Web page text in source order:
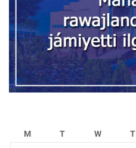
M T W T